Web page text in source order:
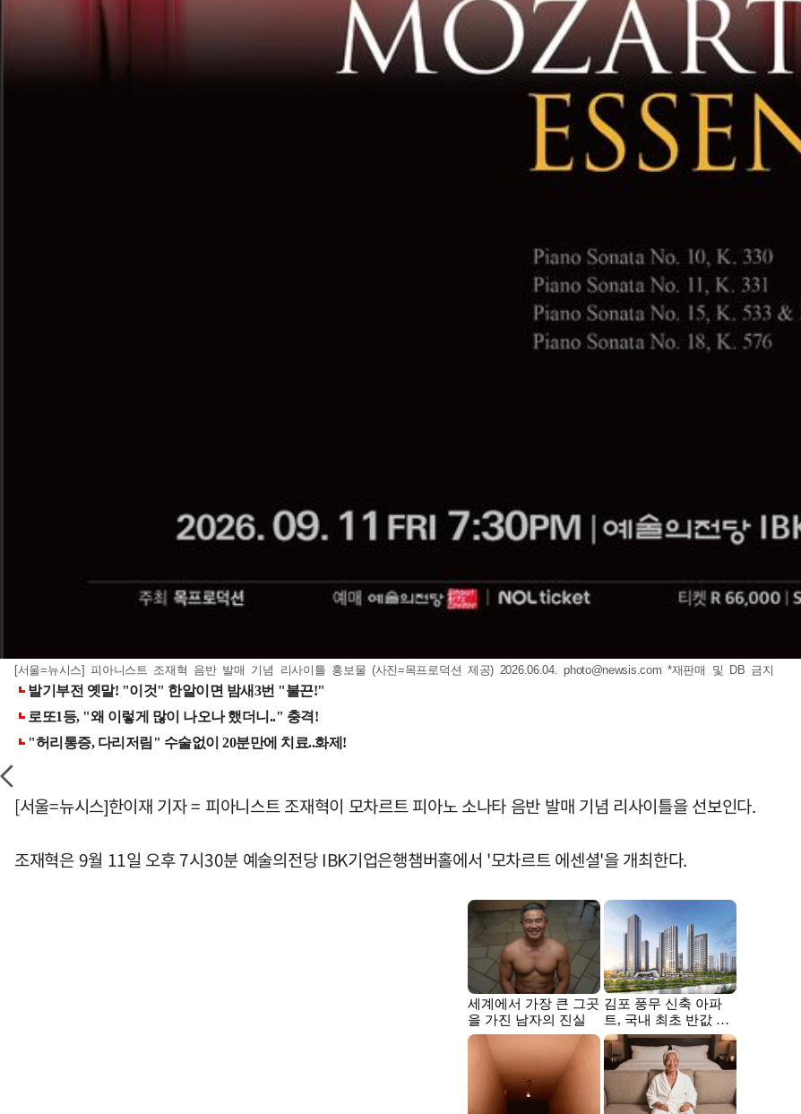
[서울=뉴시스] 피아니스트 조재혁 음반 발매 기념 리사이틀 홍보물 (사진=목프로덕션 제공) 2026.06.04.photo@newsis.com *재판매 및 DB 금지
[서울=뉴시스]한이재 기자 = 피아니스트 조재혁이 모차르트 피아노 소나타 음반 발매 기념 리사이틀을 선보인다.
조재혁은 9월 11일 오후 7시30분 예술의전당 IBK기업은행챔버홀에서 '모차르트 에센셜'을 개최한다.